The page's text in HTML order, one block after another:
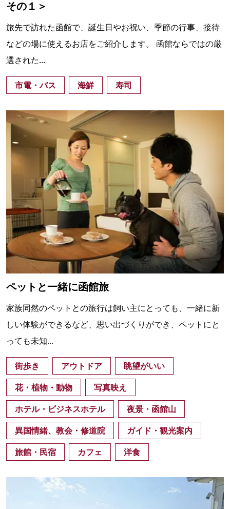
その１＞
旅先で訪れた函館で、誕生日やお祝い、季節の行事、接待
などの場に使えるお店をご紹介します。 函館ならではの厳
選された...
市電・バス 海鮮 寿司
ペットと一緒に函館旅
家族同然のペットとの旅行は飼い主にとっても、一緒に新
しい体験ができるなど、思い出づくりができ、ペットにと
っても未知...
街歩き アウトドア
眺望がいい
花・植物・動物
写真映え
ホテル・ビジネスホテル
夜景・函館山
異国情緒、教会・修道院
ガイド・観光案内
旅館・民宿
カフェ 洋食